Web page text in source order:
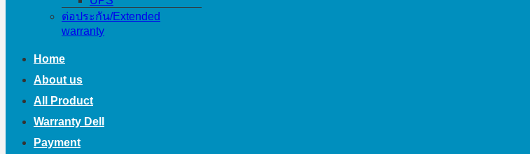
ต่อประกัน/Extended
warranty
Home
About us
All Product
Warranty Dell
Payment